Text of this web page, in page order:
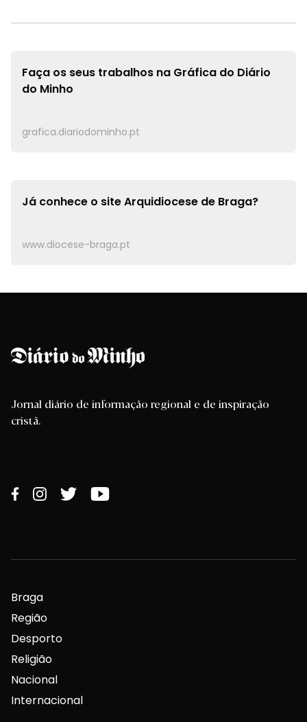
Faça os seus trabalhos na Gráfica do Diário
do Minho
grafica.diariodominho.pt
Já conhece o siteArquidiocese de Braga?
www.diocese-braga.pt
Jornal diário de informação regional e de inspiração
cristã.
Braga
Região
Desporto
Religião
Nacional
Internacional